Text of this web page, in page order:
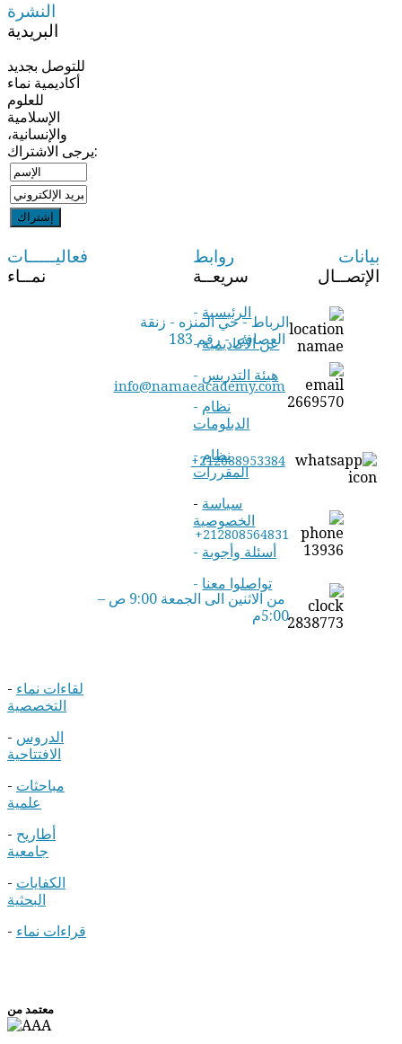
النشرة
البريدية
للتوصل بجديد
أكاديمية نماء
للعلوم
الإسلامية
والإنسانية،
يرجى الاشتراك:
بيانات
الإتصــال
الرباط - حي المنزه - زنقة
info@namaeacademy.com
+212688953384
+212808564831
من الاثنين الى الجمعة 9:00 ص –
5:00م
روابط
سريعــة
- الرئيسية
-عن الأكاديمية
- هيئة التدريس
- نظام
الدبلومات
-نظام
المقررات
- سياسة
الخصوصية
- أسئلة وأجوبة
- تواصلوا معنا
فعاليـــــات
نمــاء
- لقاءات نماء
التخصصية
- الدروس
الافتتاحية
- مباحثات
علمية
- أطاريح
جامعية
- الكفايات
البحثية
- قراءات نماء
معتمد من